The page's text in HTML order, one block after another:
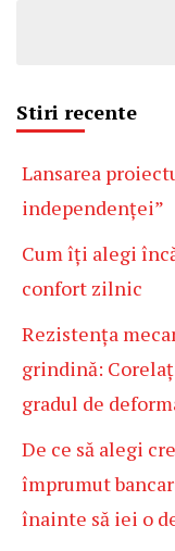
Stiri recente
Lansarea
independenței”
Cum îți alegi
confort zilnic
Rezistența
grindină:
gradul de
De ce să alegi
împrumut
înainte să iei o